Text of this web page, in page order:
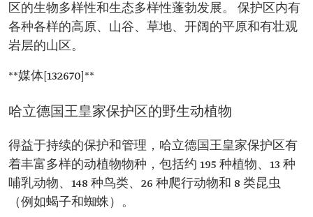
区的生物多样性和生态多样性蓬勃发展。 保护区内有
各种各样的高原、山谷、草地、开阔的平原和有壮观
岩层的山区。
**媒体[132670]**
哈立德国王皇家保护区的野生动植物
得益于持续的保护和管理，哈立德国王皇家保护区有
着丰富多样的动植物物种，包括约 195 种植物、13 种
哺乳动物、148 种鸟类、26 种爬行动物和 8 类昆虫
（例如蝎子和蜘蛛）。